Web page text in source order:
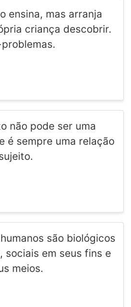
ensina, mas arranja
criança descobrir.
não pode ser uma
é sempre uma relação
são biológicos
sociais em seus fins e
meios.